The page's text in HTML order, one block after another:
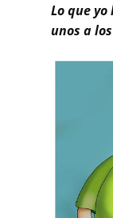
Lo que yo
unos a